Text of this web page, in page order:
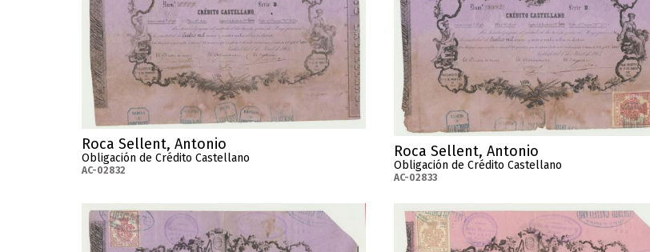
Roca Sellent, Antonio
Obligación de Crédito Castellano
AC-02832
Roca Sellent, Antonio
Obligación de Crédito Castellano
AC-02833